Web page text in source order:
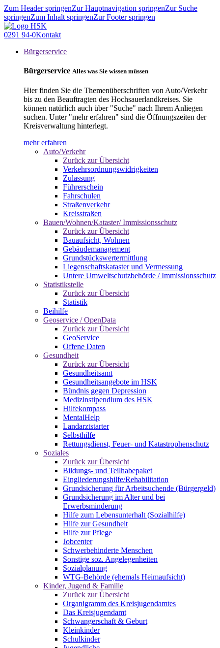
Zum Header springenZur Hauptnavigation springenZur Suche
springenZum Inhalt springenZur Footer springen
0291 94-0Kontakt
Bürgerservice
Bürgerservice Alles was Sie wissen müssen
Hier finden Sie die Themenüberschriften von Auto/Verkehr
bis zu den Beauftragten des Hochsauerlandkreises. Sie
können natürlich auch über "Suche" nach Ihrem Anliegen
suchen. Unter "mehr erfahren" sind die Öffnungszeiten der
Kreisverwaltung hinterlegt.
mehr erfahren
Auto/Verkehr
Zurück zur Übersicht
Verkehrsordnungswidrigkeiten
Zulassung
Führerschein
Fahrschulen
Straßenverkehr
Kreisstraßen
Bauen/Wohnen/Kataster/ Immissionsschutz
Zurück zur Übersicht
Bauaufsicht, Wohnen
Gebäudemanagement
Grundstückswertermittlung
Liegenschaftskataster und Vermessung
Untere Umweltschutzbehörde / Immissionsschutz
Statistikstelle
Zurück zur Übersicht
Statistik
Beihilfe
Geoservice / OpenData
Zurück zur Übersicht
GeoService
Offene Daten
Gesundheit
Zurück zur Übersicht
Gesundheitsamt
Gesundheitsangebote im HSK
Bündnis gegen Depression
Medizinstipendium des HSK
Hilfekompass
MentalHelp
Landarztstarter
Selbsthilfe
Rettungsdienst, Feuer- und Katastrophenschutz
Soziales
Zurück zur Übersicht
Bildungs- und Teilhabepaket
Eingliederungshilfe/Rehabilitation
Grundsicherung für Arbeitsuchende (Bürgergeld)
Grundsicherung im Alter und bei
Erwerbsminderung
Hilfe zum Lebensunterhalt (Sozialhilfe)
Hilfe zur Gesundheit
Hilfe zur Pflege
Jobcenter
Schwerbehinderte Menschen
Sonstige soz. Angelegenheiten
Sozialplanung
WTG-Behörde (ehemals Heimaufsicht)
Kinder, Jugend & Familie
Zurück zur Übersicht
Organigramm des Kreisjugendamtes
Das Kreisjugendamt
Schwangerschaft & Geburt
Kleinkinder
Schulkinder